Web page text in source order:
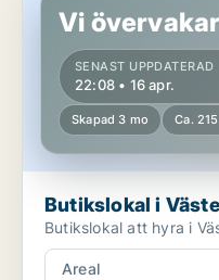
Vi
SENAST UPPDATERAD
22:08 • 16 apr.
Skapad 3 mo Ca.
Butikslokal i
Butikslokal att hyra i
Areal